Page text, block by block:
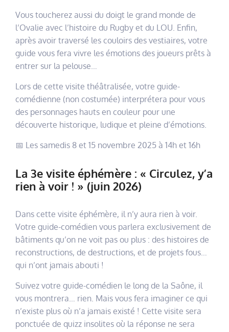
Vous toucherez aussi du doigt le grand monde de
l’Ovalie avec l’histoire du Rugby et du LOU. Enfin,
après avoir traversé les couloirs des vestiaires, votre
guide vous fera vivre les émotions des joueurs prêts à
entrer sur la pelouse…
Lors de cette visite théâtralisée, votre guide-
comédienne (non costumée) interprétera pour vous
des personnages hauts en couleur pour une
découverte historique, ludique et pleine d’émotions.
📅 Les samedis 8 et 15 novembre 2025 à 14h et 16h
La 3e visite éphémère : « Circulez, y’a
rien à voir ! » (juin 2026)
Dans cette visite éphémère, il n’y aura rien à voir.
Votre guide-comédien vous parlera exclusivement de
bâtiments qu’on ne voit pas ou plus : des histoires de
reconstructions, de destructions, et de projets fous…
qui n’ont jamais abouti !
Suivez votre guide-comédien le long de la Saône, il
vous montrera… rien. Mais vous fera imaginer ce qui
n’existe plus où n’a jamais existé ! Cette visite sera
ponctuée de quizz insolites où la réponse ne sera